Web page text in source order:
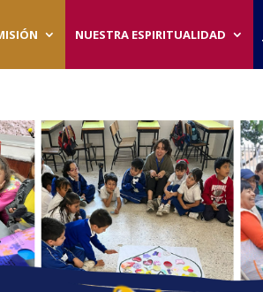
NUESTRA ESPIRITUALIDAD